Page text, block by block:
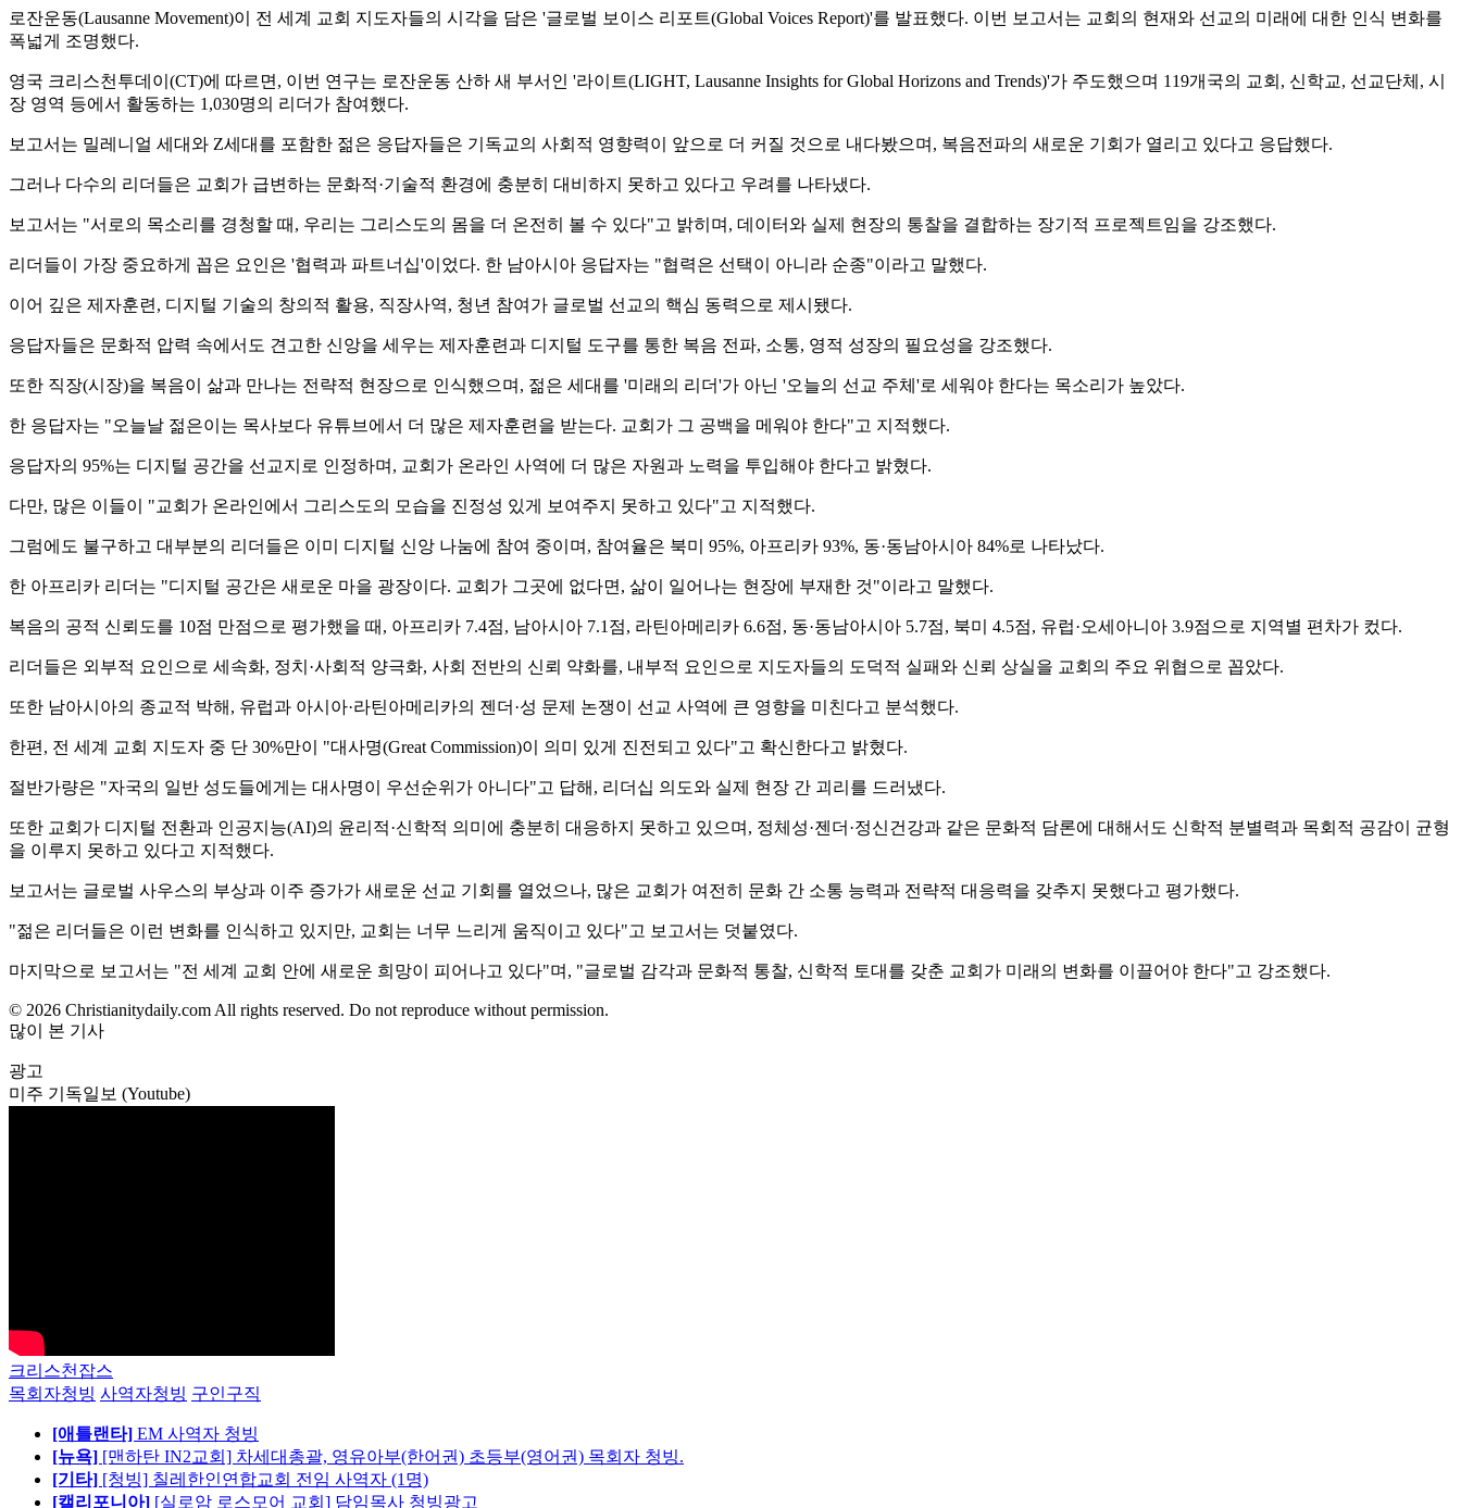
로잔운동(Lausanne Movement)이 전 세계 교회 지도자들의 시각을 담은 '글로벌 보이스 리포트(Global Voices Report)'를 발표했다. 이번 보고서는 교회의 현재와 선교의 미래에 대한 인식 변화를
폭넓게 조명했다.
영국 크리스천투데이(CT)에 따르면, 이번 연구는 로잔운동 산하 새 부서인 '라이트(LIGHT, Lausanne Insights for Global Horizons and Trends)'가 주도했으며 119개국의 교회, 신학교, 선교단체, 시
장 영역 등에서 활동하는 1,030명의 리더가 참여했다.
보고서는 밀레니얼 세대와 Z세대를 포함한 젊은 응답자들은 기독교의 사회적 영향력이 앞으로 더 커질 것으로 내다봤으며, 복음전파의 새로운 기회가 열리고 있다고 응답했다.
그러나 다수의 리더들은 교회가 급변하는 문화적·기술적 환경에 충분히 대비하지 못하고 있다고 우려를 나타냈다.
보고서는 "서로의 목소리를 경청할 때, 우리는 그리스도의 몸을 더 온전히 볼 수 있다"고 밝히며, 데이터와 실제 현장의 통찰을 결합하는 장기적 프로젝트임을 강조했다.
리더들이 가장 중요하게 꼽은 요인은 '협력과 파트너십'이었다. 한 남아시아 응답자는 "협력은 선택이 아니라 순종"이라고 말했다.
이어 깊은 제자훈련, 디지털 기술의 창의적 활용, 직장사역, 청년 참여가 글로벌 선교의 핵심 동력으로 제시됐다.
응답자들은 문화적 압력 속에서도 견고한 신앙을 세우는 제자훈련과 디지털 도구를 통한 복음 전파, 소통, 영적 성장의 필요성을 강조했다.
또한 직장(시장)을 복음이 삶과 만나는 전략적 현장으로 인식했으며, 젊은 세대를 '미래의 리더'가 아닌 '오늘의 선교 주체'로 세워야 한다는 목소리가 높았다.
한 응답자는 "오늘날 젊은이는 목사보다 유튜브에서 더 많은 제자훈련을 받는다. 교회가 그 공백을 메워야 한다"고 지적했다.
응답자의 95%는 디지털 공간을 선교지로 인정하며, 교회가 온라인 사역에 더 많은 자원과 노력을 투입해야 한다고 밝혔다.
다만, 많은 이들이 "교회가 온라인에서 그리스도의 모습을 진정성 있게 보여주지 못하고 있다"고 지적했다.
그럼에도 불구하고 대부분의 리더들은 이미 디지털 신앙 나눔에 참여 중이며, 참여율은 북미 95%, 아프리카 93%, 동·동남아시아 84%로 나타났다.
한 아프리카 리더는 "디지털 공간은 새로운 마을 광장이다. 교회가 그곳에 없다면, 삶이 일어나는 현장에 부재한 것"이라고 말했다.
복음의 공적 신뢰도를 10점 만점으로 평가했을 때, 아프리카 7.4점, 남아시아 7.1점, 라틴아메리카 6.6점, 동·동남아시아 5.7점, 북미 4.5점, 유럽·오세아니아 3.9점으로 지역별 편차가 컸다.
리더들은 외부적 요인으로 세속화, 정치·사회적 양극화, 사회 전반의 신뢰 약화를, 내부적 요인으로 지도자들의 도덕적 실패와 신뢰 상실을 교회의 주요 위협으로 꼽았다.
또한 남아시아의 종교적 박해, 유럽과 아시아·라틴아메리카의 젠더·성 문제 논쟁이 선교 사역에 큰 영향을 미친다고 분석했다.
한편, 전 세계 교회 지도자 중 단 30%만이 "대사명(Great Commission)이 의미 있게 진전되고 있다"고 확신한다고 밝혔다.
절반가량은 "자국의 일반 성도들에게는 대사명이 우선순위가 아니다"고 답해, 리더십 의도와 실제 현장 간 괴리를 드러냈다.
또한 교회가 디지털 전환과 인공지능(AI)의 윤리적·신학적 의미에 충분히 대응하지 못하고 있으며, 정체성·젠더·정신건강과 같은 문화적 담론에 대해서도 신학적 분별력과 목회적 공감이 균형
을 이루지 못하고 있다고 지적했다.
보고서는 글로벌 사우스의 부상과 이주 증가가 새로운 선교 기회를 열었으나, 많은 교회가 여전히 문화 간 소통 능력과 전략적 대응력을 갖추지 못했다고 평가했다.
"젊은 리더들은 이런 변화를 인식하고 있지만, 교회는 너무 느리게 움직이고 있다"고 보고서는 덧붙였다.
마지막으로 보고서는 "전 세계 교회 안에 새로운 희망이 피어나고 있다"며, "글로벌 감각과 문화적 통찰, 신학적 토대를 갖춘 교회가 미래의 변화를 이끌어야 한다"고 강조했다.
© 2026 Christianitydaily.com All rights reserved. Do not reproduce without permission.
많이 본 기사
광고
미주 기독일보 (Youtube)
크리스천잡스
목회자청빙 사역자청빙 구인구직
[애틀랜타] EM 사역자 청빙
[뉴욕] [맨하탄 IN2교회] 차세대총괄, 영유아부(한어권) 초등부(영어권) 목회자 청빙.
[기타] [청빙] 칠레한인연합교회 전임 사역자 (1명)
[캘리포니아] [실로암 로스모어 교회] 담임목사 청빙광고